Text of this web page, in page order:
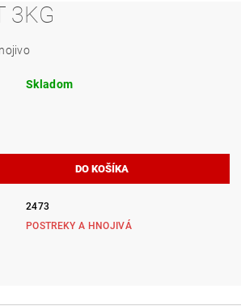
3KG
Skladom
2473
POSTREKY A HNOJIVÁ